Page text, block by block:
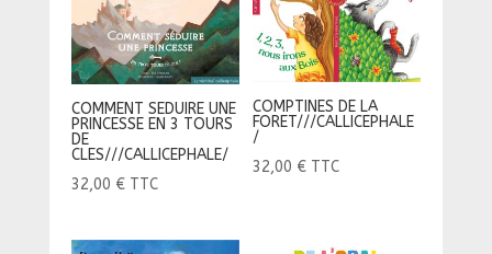
COMMENT SEDUIRE UNE
PRINCESSE EN 3 TOURS
DE
CLES///CALLICEPHALE/
32,00 € TTC
COMPTINES DE LA
FORET///CALLICEPHALE
/
32,00 € TTC